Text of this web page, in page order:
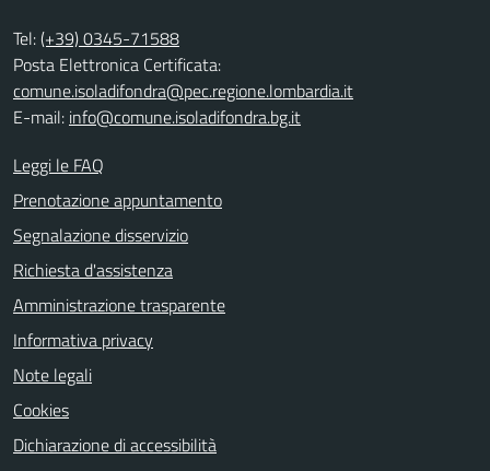
Tel:(+39) 0345-71588
Posta Elettronica Certificata:
comune.isoladifondra@pec.regione.lombardia.it
E-mail: info@comune.isoladifondra.bg.it
Leggi le FAQ
Prenotazione appuntamento
Segnalazione disservizio
Richiesta d'assistenza
Amministrazione trasparente
Informativa privacy
Note legali
Cookies
Dichiarazione di accessibilità